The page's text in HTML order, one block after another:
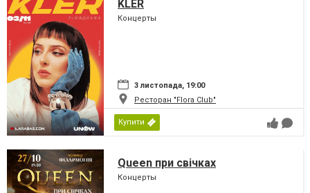
KLER
Концерты
3 листопада, 19:00
Ресторан "Flora Club"
Купити
Queen при свічках
Концерты